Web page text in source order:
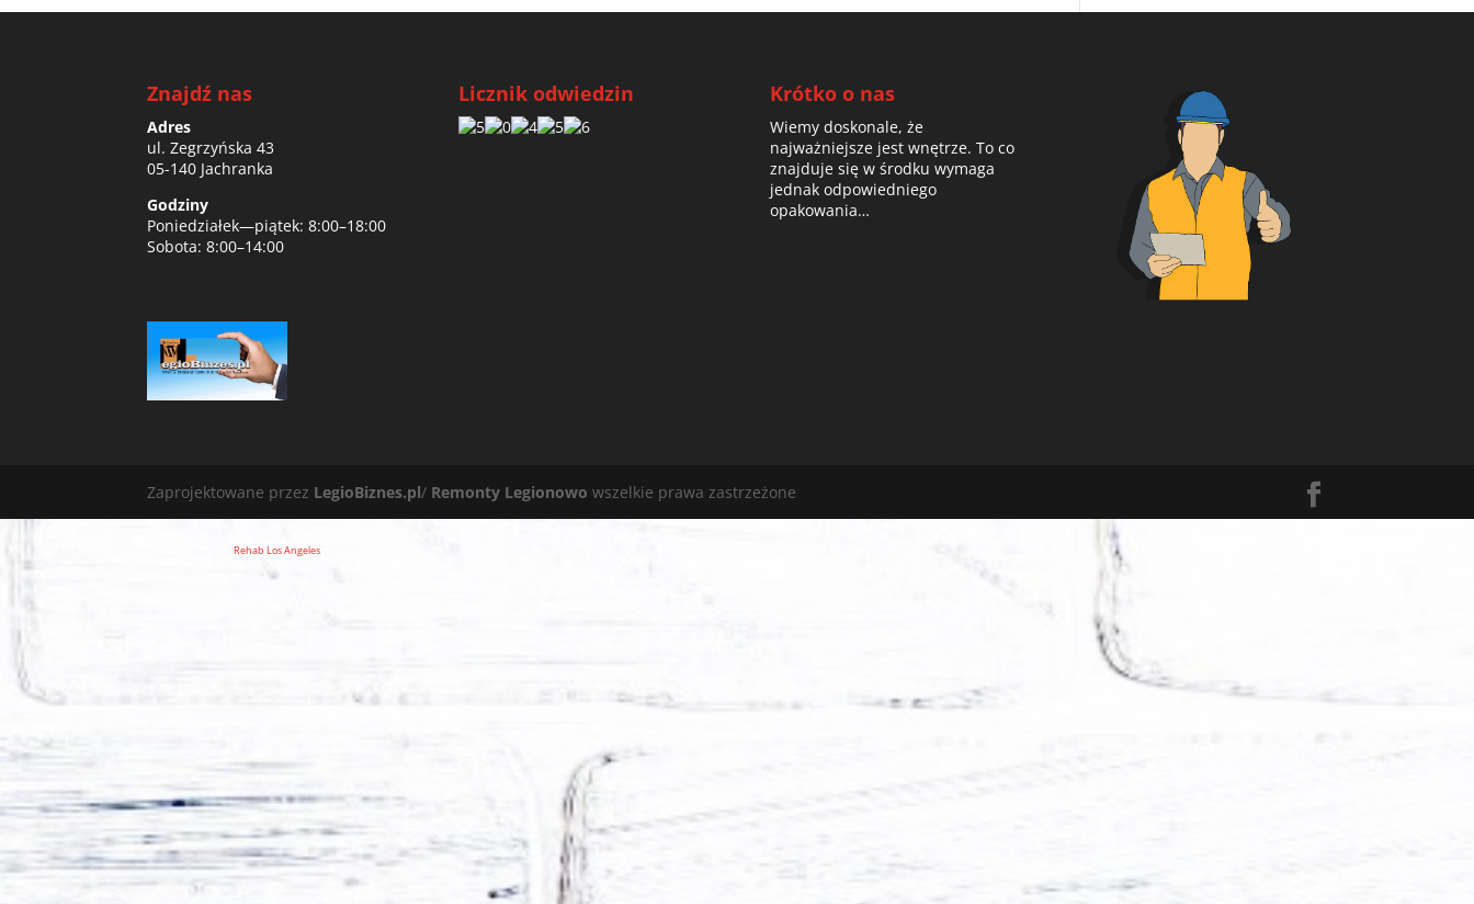
Znajdź nas
Adres
ul. Zegrzyńska 43
05-140 Jachranka
Godziny
Poniedziałek—piątek: 8:00–18:00
Sobota: 8:00–14:00
Licznik odwiedzin Krótko o nas
Wiemy doskonale, że
najważniejsze jest wnętrze. To co
znajduje się w środku wymaga
jednak odpowiedniego
opakowania…
Zaprojektowane przez LegioBiznes.pl/ Remonty Legionowo wszelkie prawa zastrzeżone
Rehab Los Angeles